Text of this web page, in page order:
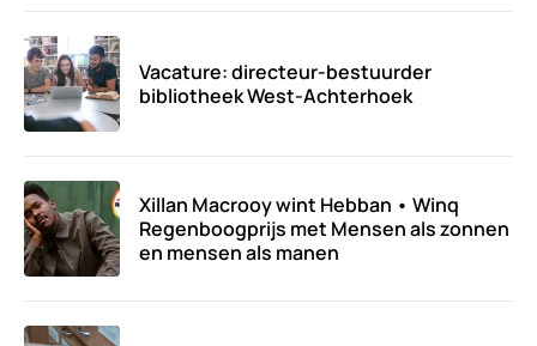
Vacature: directeur-bestuurder
bibliotheek West-Achterhoek
Xillan Macrooy wint Hebban • Winq
Regenboogprijs met Mensen als zonnen
en mensen als manen